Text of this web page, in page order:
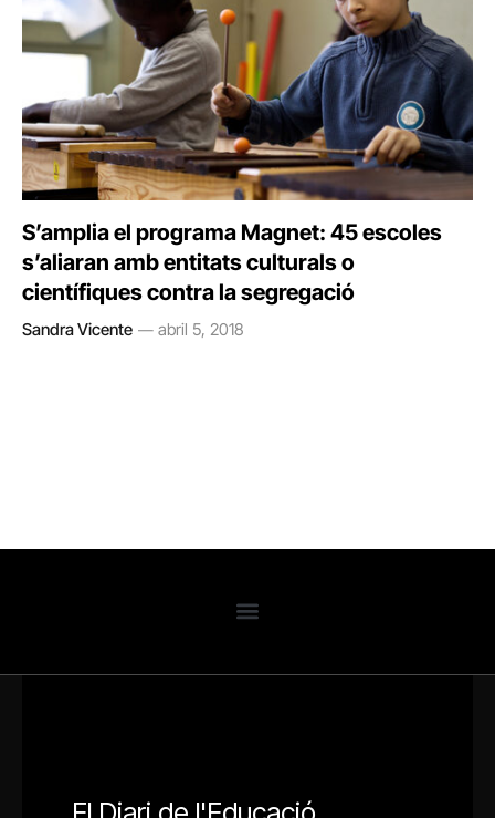
S’amplia el programa Magnet: 45 escoles
s’aliaran amb entitats culturals o
científiques contra la segregació
Sandra Vicente abril 5, 2018